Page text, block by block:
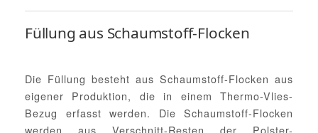
Füllung aus Schaumstoff-Flocken
Die Füllung besteht aus Schaumstoff-Flocken aus
eigener Produktion, die in einem Thermo-Vlies-
Bezug erfasst werden. Die Schaumstoff-Flocken
werden aus Verschnitt-Resten der Polster-